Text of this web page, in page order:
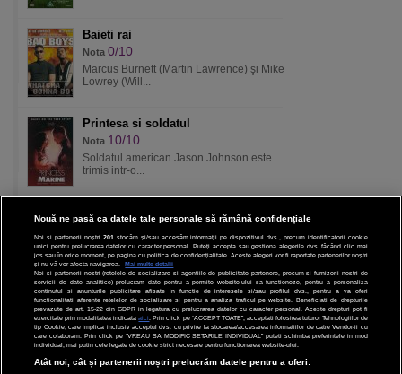
Baieti rai
Nota 0/10
Marcus Burnett (Martin Lawrence) şi Mike
Lowrey (Will...
Printesa si soldatul
Nota 10/10
Soldatul american Jason Johnson este
trimis intr-o...
CINEMA
DIVERTISMENT
STIRI
TEHNOLOGIE
Nouă ne pasă ca datele tale personale să rămână confidențiale
Noi și partenerii noștri 201 stocăm și/sau accesăm informații pe dispozitivul dvs., precum identificatorii cookie
unici pentru prelucrarea datelor cu caracter personal. Puteți accepta sau gestiona alegerile dvs. făcând clic mai
jos sau în orice moment, pe pagina cu politica de confidențialitate. Aceste alegeri vor fi raportate partenerilor noștri
și nu vă vor afecta navigarea.
Mai multe detalii
Noi si partenerii nostri (retelele de socializare si agentiile de publicitate partenere, precum si furnizorii nostri de
servicii de date analitice) prelucram date pentru a permite website-ului sa functioneze, pentru a personaliza
continutul si anunturile publicitare afisate in functie de interesele si/sau profilul dvs., pentru a va oferi
functionalitati aferente retelelor de socializare si pentru a analiza traficul pe website. Beneficiati de drepturile
prevazute de art. 15-22 din GDPR in legatura cu prelucrarea datelor cu caracter personal. Aceste drepturi pot fi
exercitate prin modalitatea indicataaici . Prin click pe “ACCEPT TOATE”, acceptati folosirea tuturor Tehnologiilor de
tip Cookie, care implica inclusiv acceptul dvs. cu privire la stocarea/accesarea informatiilor de catre Vendor-ii cu
care colaboram. Prin click pe “VREAU SA MODIFIC SETARILE INDIVIDUAL” puteti schimba preferintele in mod
individual, mai putin cele legate de cookie strict necesare pentru functionarea website-ului.
Atât noi, cât și partenerii noștri prelucrăm datele pentru a oferi: